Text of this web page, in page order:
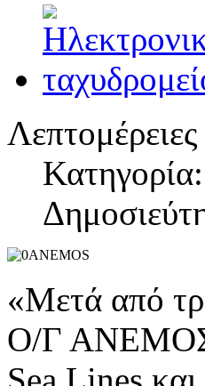
Λεπτομέρειες
«Μετά από
Ο/Γ ΑΝΕΜΟΣ